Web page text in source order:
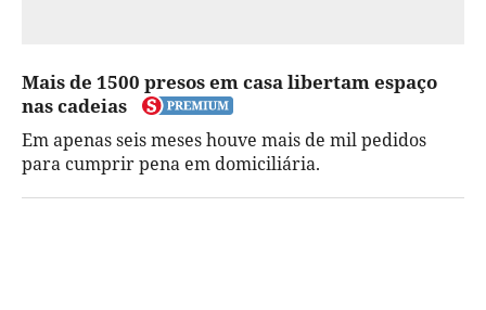
Mais de 1500 presos em casa libertam espaço
nas cadeias
Em apenas seis meses houve mais de mil pedidos
para cumprir pena em domiciliária.